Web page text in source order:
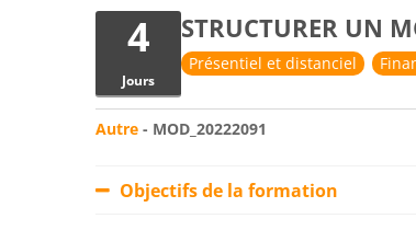
4
Jours
STRUCTURER UN
Présentiel et distanciel
Autre - MOD_20222091
Objectifs de la formation